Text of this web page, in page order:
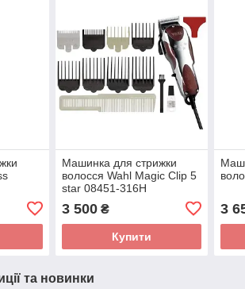
Машинка для стрижки
волосся Wahl Magic Clip 5
star 08451-316H
3 500₴
Купити
3
та новинки